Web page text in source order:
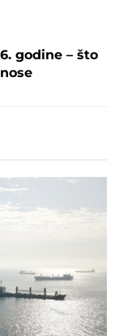
godine – što